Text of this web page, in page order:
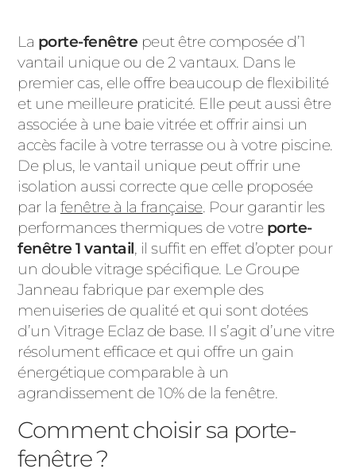
La porte-fenêtre peut être composée d’1
vantail unique ou de 2 vantaux. Dans le
premier cas, elle offre beaucoup de flexibilité
et une meilleure praticité. Elle peut aussi être
associée à une baie vitrée et offrir ainsi un
accès facile à votre terrasse ou à votre piscine.
De plus, le vantail unique peut offrir une
isolation aussi correcte que celle proposée
par la fenêtre à la française. Pour garantir les
performances thermiques de votre porte-
fenêtre 1 vantail, il suffit en effet d’opter pour
un double vitrage spécifique. Le Groupe
Janneau fabrique par exemple des
menuiseries de qualité et qui sont dotées
d’un Vitrage Eclaz de base. Il s’agit d’une vitre
résolument efficace et qui offre un gain
énergétique comparable à un
agrandissement de 10% de la fenêtre.
Comment choisir sa porte-
fenêtre ?